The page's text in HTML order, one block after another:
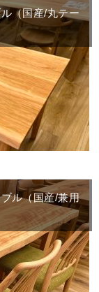
（国産/丸テー
ル（国産/兼用